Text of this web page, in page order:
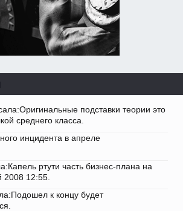
подставки теории это
среднего класса.
инцидента в апреле
ртути часть бизнес-плана на
2008 12:55.
к концу будет